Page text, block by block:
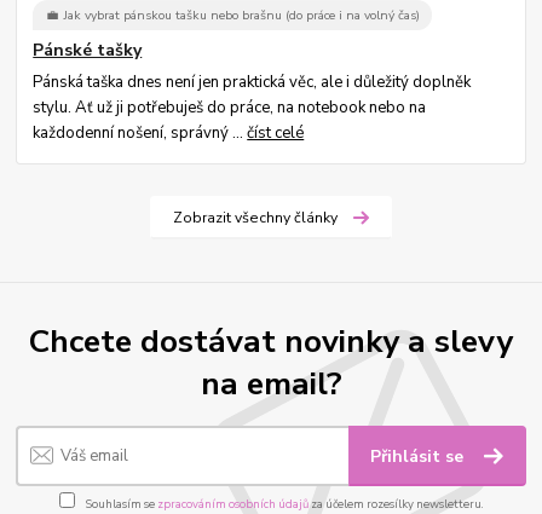
💼 Jak vybrat pánskou tašku nebo brašnu (do práce i na volný čas)
Pánské tašky
Pánská taška dnes není jen praktická věc, ale i důležitý doplněk
stylu. Ať už ji potřebuješ do práce, na notebook nebo na
každodenní nošení, správný ...číst celé
Zobrazit všechny články
Chcete dostávat novinky a slevy
na email?
Přihlásit se
Souhlasím se zpracováním osobních údajůza účelem rozesílky newsletteru.